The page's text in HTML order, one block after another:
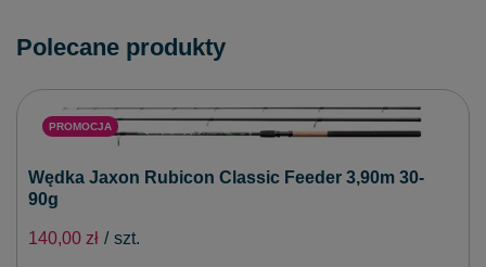
Polecane produkty
PROMOCJA
Wędka Jaxon Rubicon Classic Feeder 3,90m 30-
90g
140,00 zł / szt.